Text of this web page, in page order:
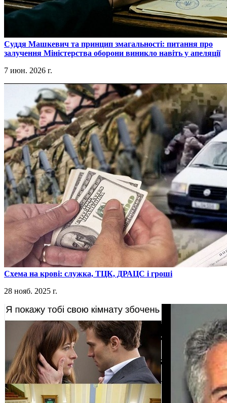
​Суддя Машкевич та принцип змагальності: питання про
залучення Міністерства оборони виникло навіть у апеляції
7 июн. 2026 г.
​Схема на крові: служка, ТЦК, ДРАЦС і гроші
28 нояб. 2025 г.